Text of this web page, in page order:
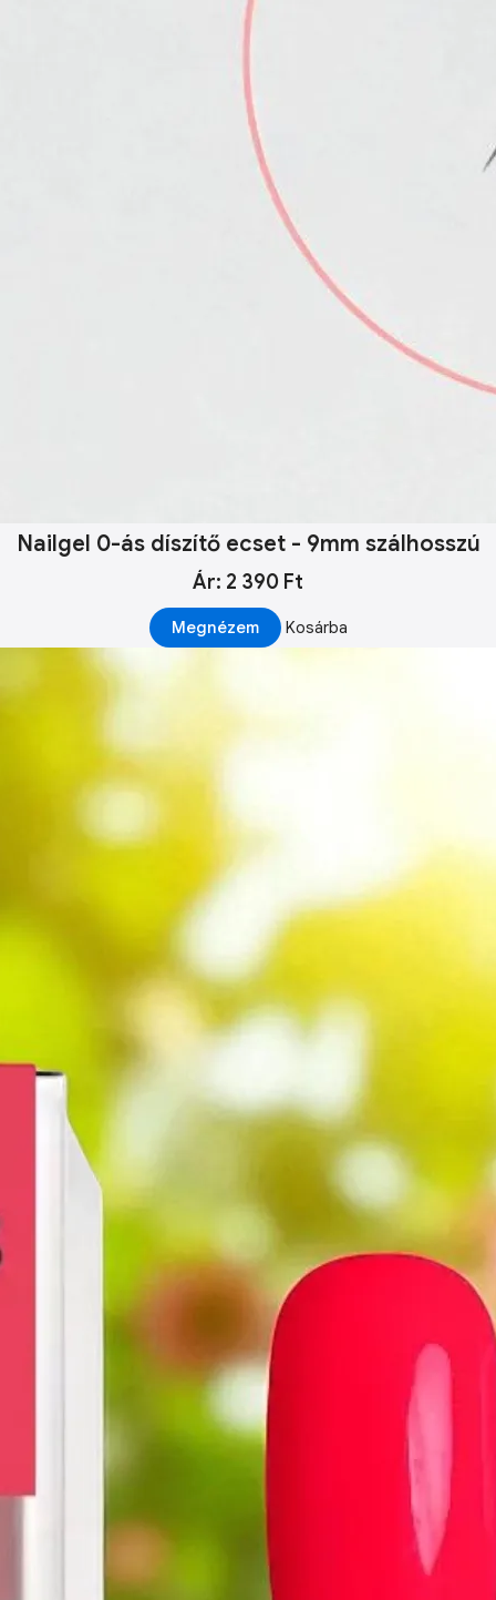
Nailgel 0-ás díszítő ecset - 9mm szálhosszú
Ár: 2 390 Ft
Megnézem Kosárba